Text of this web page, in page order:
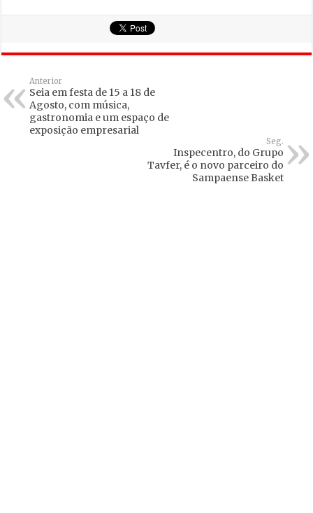
Anterior
Seia em festa de 15 a 18 de
Agosto, com música,
gastronomia e um espaço de
exposição empresarial
Seg.
Inspecentro, do Grupo
Tavfer, é o novo parceiro do
Sampaense Basket